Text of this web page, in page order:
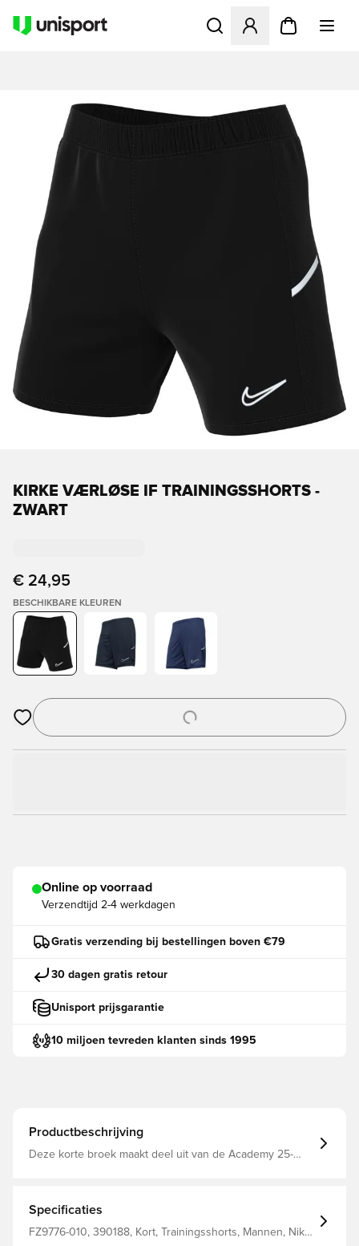
Opent een venster om in
KIRKE VÆRLØSE IF TRAININGSSHORTS -
ZWART
€ 24,95
BESCHIKBARE KLEUREN
Opent een venster om in te loggen of je aan te melden als lid
Online op voorraad
Verzendtijd 2-4 werkdagen
Gratis verzending bij bestellingen boven €79
30 dagen gratis retour
Unisport prijsgarantie
10 miljoen tevreden klanten sinds 1995
Productbeschrijving
Deze korte broek maakt deel uit van de Academy 25-
100% polyester
Specificaties
FZ9776-010, 390188, Kort, Trainingsshorts, Mannen, Nike,